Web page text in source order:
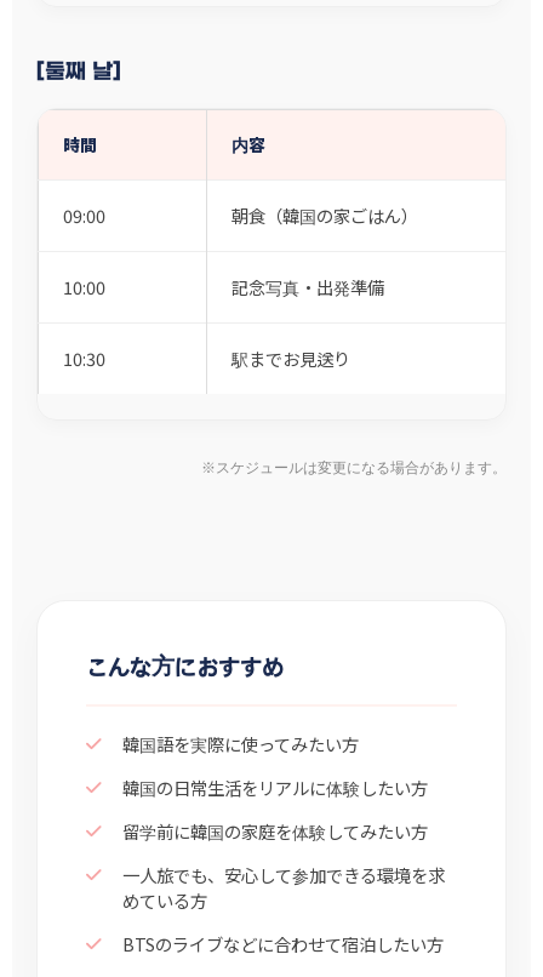
[둘째 날]
時間 内容
09:00 朝食（韓国の家ごはん）
10:00 記念写真・出発準備
10:30 駅までお見送り
※スケジュールは変更になる場合があります。
こんな方におすすめ
韓国語を実際に使ってみたい方
韓国の日常生活をリアルに体験したい方
留学前に韓国の家庭を体験してみたい方
一人旅でも、安心して参加できる環境を求
めている方
BTSのライブなどに合わせて宿泊したい方